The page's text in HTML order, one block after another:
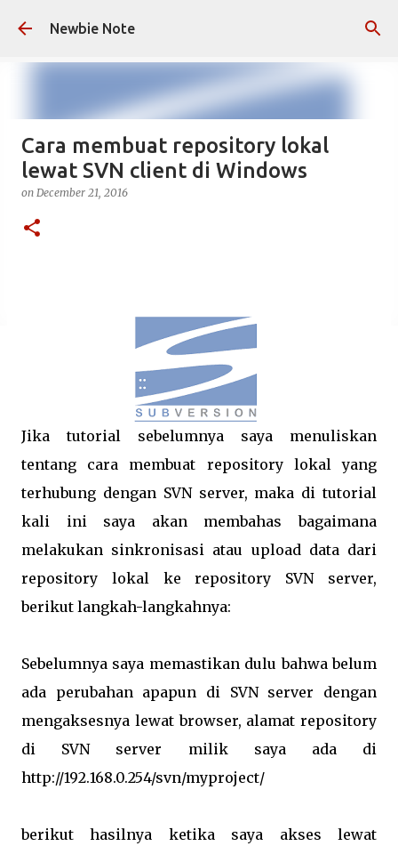
Skip to main content
Newbie Note
Cara membuat repository lokal
lewat SVN client di Windows
on December 21, 2016
Jika tutorial sebelumnya saya menuliskan
tentang cara membuat repository lokal yang
terhubung dengan SVN server, maka di tutorial
kali ini saya akan membahas bagaimana
melakukan sinkronisasi atau upload data dari
repository lokal ke repository SVN server,
berikut langkah-langkahnya:
Sebelumnya saya memastikan dulu bahwa belum
ada perubahan apapun di SVN server dengan
mengaksesnya lewat browser, alamat repository
di SVN server milik saya ada di
http://192.168.0.254/svn/myproject/
berikut hasilnya ketika saya akses lewat